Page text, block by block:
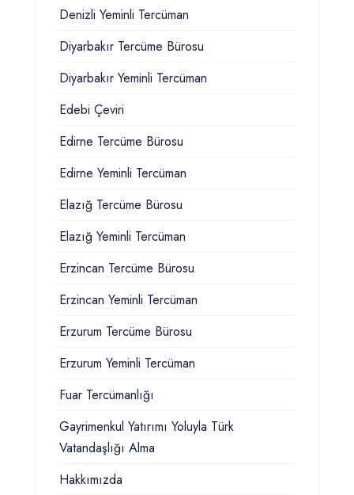
Denizli Yeminli Tercüman
Diyarbakır Tercüme Bürosu
Diyarbakır Yeminli Tercüman
Edebi Çeviri
Edirne Tercüme Bürosu
Edirne Yeminli Tercüman
Elazığ Tercüme Bürosu
Elazığ Yeminli Tercüman
Erzincan Tercüme Bürosu
Erzincan Yeminli Tercüman
Erzurum Tercüme Bürosu
Erzurum Yeminli Tercüman
Fuar Tercümanlığı
Gayrimenkul Yatırımı Yoluyla Türk
Vatandaşlığı Alma
Hakkımızda